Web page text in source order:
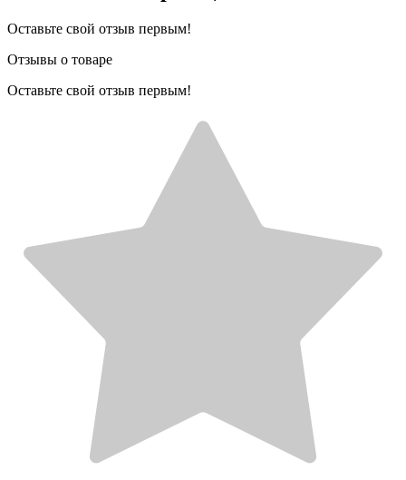
Оставьте свой отзыв первым!
Отзывы о товаре
Оставьте свой отзыв первым!